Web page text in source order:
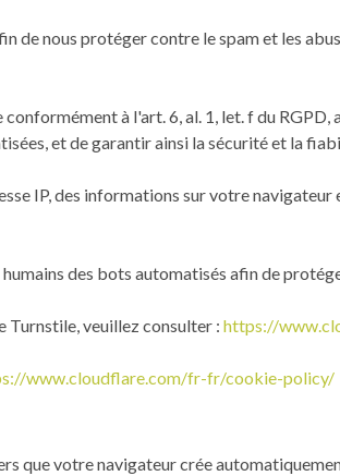
de nous protéger contre le spam et les
à l'art. 6, al. 1, let. f du
et de garantir ainsi la sécurité et la
IP, des informations sur votre
des bots automatisés afin de
Turnstile, veuillez consulter : https://
www.cloudflare.com/fr-fr/cookie-policy/
que votre navigateur crée